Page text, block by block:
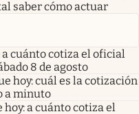
saber cómo actuar
a cuánto cotiza el oficial
8 de agosto
hoy: cuál es la cotización
a minuto
hoy: a cuánto cotiza el